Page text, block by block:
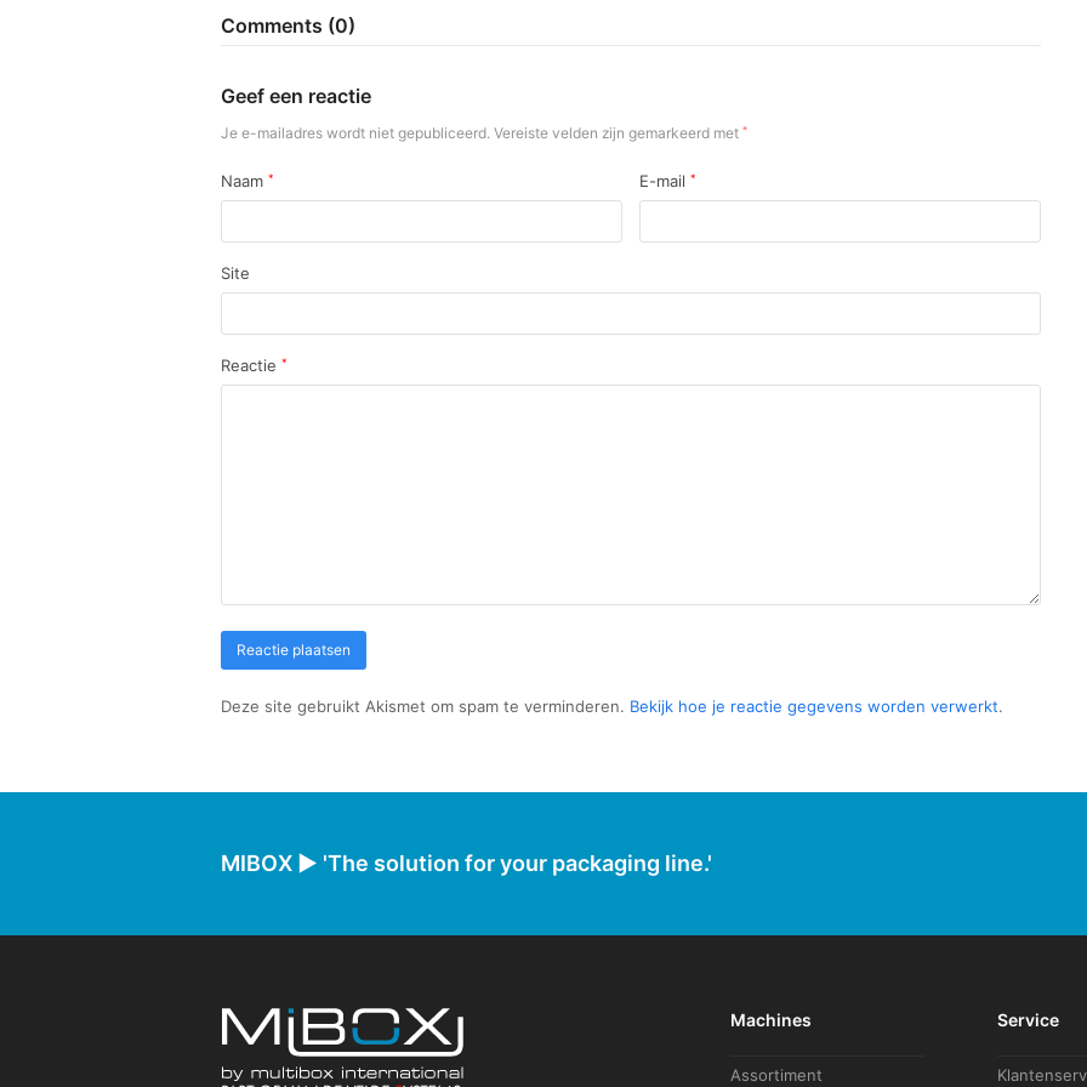
Comments (0)
Geef een reactie
Je e-mailadres wordt niet gepubliceerd. Vereiste velden zijn gemarkeerd met *
Naam * E-mail *
Site
Reactie *
Deze site gebruikt Akismet om spam te verminderen. Bekijk hoe je reactie gegevens worden verwerkt.
MIBOX ► 'The solution for your packaging line.'
Machines
Assortiment
Service